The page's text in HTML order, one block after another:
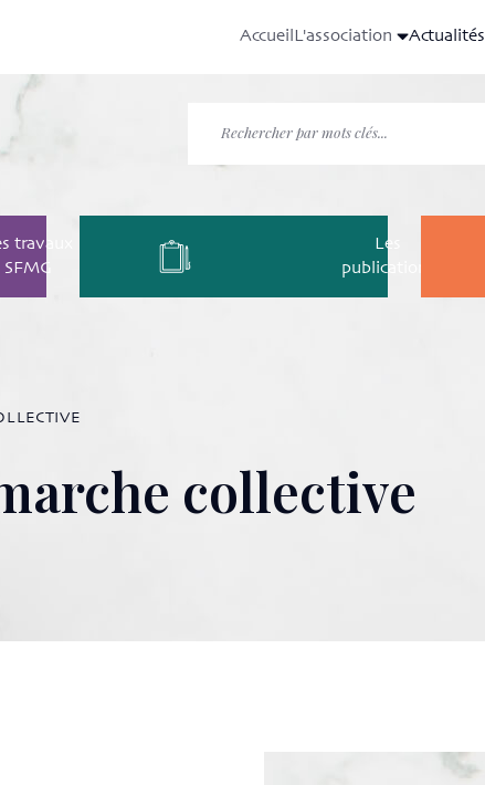
AccueilL'association Actualités
travaux
SFMG
Les
publications
collective